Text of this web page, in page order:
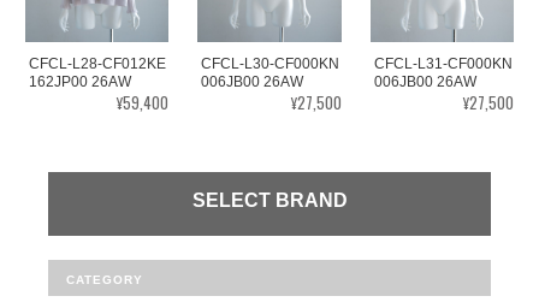
CFCL-L28-CF012KE
162JP00 26AW
¥59,400
CFCL-L30-CF000KN
006JB00 26AW
¥27,500
CFCL-L31-CF000KN
006JB00 26AW
¥27,500
SELECT BRAND
CATEGORY